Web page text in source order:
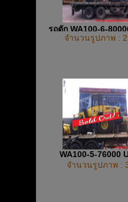
รถตัก WA100-6-
จำนวนรูปภาพ :
WA100-5-76000
จำนวนรูปภาพ :